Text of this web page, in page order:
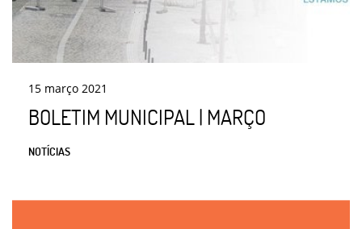
15 março 2021
BOLETIM MUNICIPAL | MARÇO
NOTÍCIAS